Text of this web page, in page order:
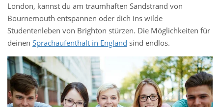
London, kannst du am traumhaften Sandstrand von
Bournemouth entspannen oder dich ins wilde
Studentenleben von Brighton stürzen. Die Möglichkeiten für
deinen Sprachaufenthalt in England sind endlos.